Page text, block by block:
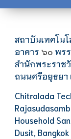
สถาบันเทคโน
อาคาร ๖๐ พร
สำนักพระราช
ถนนศรีอยุธยา
Chitralada
Household
Dusit,